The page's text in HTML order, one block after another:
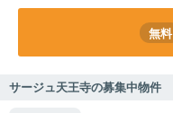
無料
サージュ天王寺の募集中物件